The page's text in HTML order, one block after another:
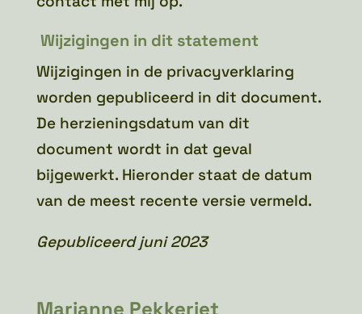
Wijzigingen in dit statement
Wijzigingen in de privacyverklaring
worden gepubliceerd in dit document.
De herzieningsdatum van dit
document wordt in dat geval
bijgewerkt. Hieronder staat de datum
van de meest recente versie vermeld.
Gepubliceerd juni 2023
Marianne Pekkeriet